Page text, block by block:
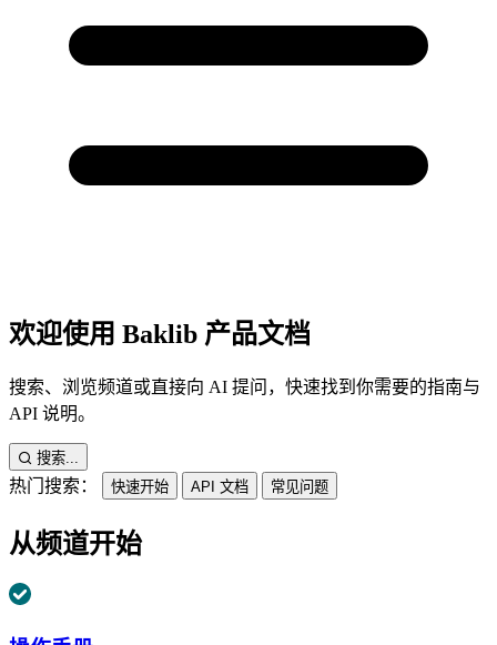
欢迎使用 Baklib 产品文档
搜索、浏览频道或直接向 AI 提问，快速找到你需要的指南与
API 说明。
搜索...
热门搜索： 快速开始 API 文档 常见问题
从频道开始